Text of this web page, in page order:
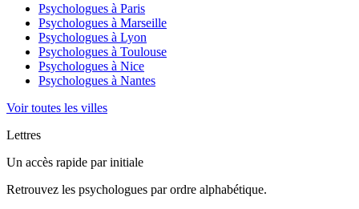
Psychologues à Paris
Psychologues à Marseille
Psychologues à Lyon
Psychologues à Toulouse
Psychologues à Nice
Psychologues à Nantes
Voir toutes les villes
Lettres
Un accès rapide par initiale
Retrouvez les psychologues par ordre alphabétique.